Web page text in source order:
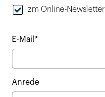
zm Online-Newsletter
E-Mail*
Anrede